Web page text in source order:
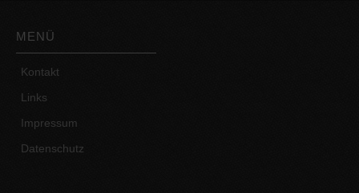
MENÜ
Kontakt
Links
Impressum
Datenschutz